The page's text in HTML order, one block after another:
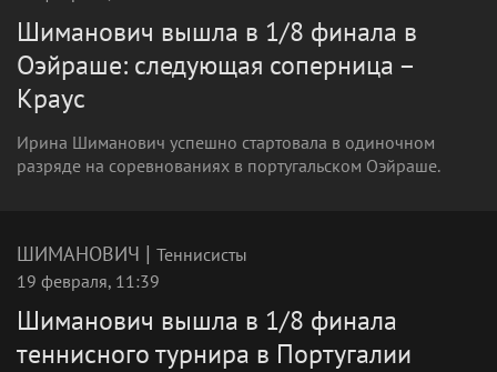
Шиманович вышла в 1/8 финала в
Оэйраше: следующая соперница –
Краус
Ирина Шиманович успешно стартовала в одиночном
разряде на соревнованиях в португальском Оэйраше.
ШИМАНОВИЧ | Теннисисты
19 февраля, 11:39
Шиманович вышла в 1/8 финала
теннисного турнира в Португалии